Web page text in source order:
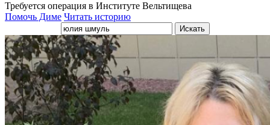
Требуется операция в Институте Вельтищева
Помочь Диме Читать историю